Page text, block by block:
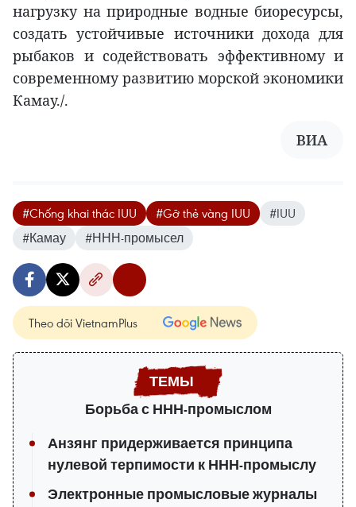
нагрузку на природные водные биоресурсы,
создать устойчивые источники дохода для
рыбаков и содействовать эффективному и
современному развитию морской экономики
Камау./.
ВИА
#Chống khai thác IUU #Gỡ thẻ vàng IUU
#IUU
#Камау
#ННН-промысел
Theo dõi VietnamPlus
Борьба с ННН-промыслом
Анзянг придерживается принципа
нулевой терпимости к ННН-промыслу
Электронные промысловые журналы